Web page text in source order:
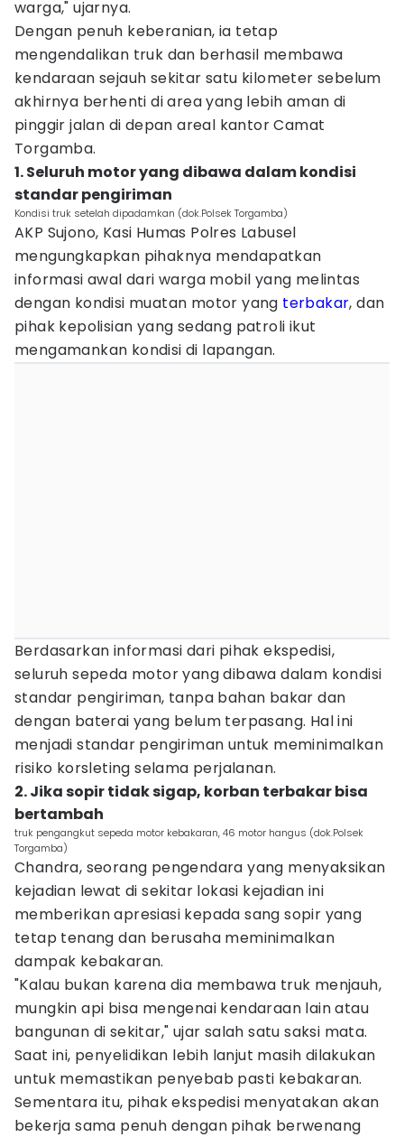
warga," ujarnya.
Dengan penuh keberanian, ia tetap
mengendalikan truk dan berhasil membawa
kendaraan sejauh sekitar satu kilometer sebelum
akhirnya berhenti di area yang lebih aman di
pinggir jalan di depan areal kantor Camat
Torgamba.
1. Seluruh motor yang dibawa dalam kondisi
standar pengiriman
Kondisi truk setelah dipadamkan (dok.Polsek Torgamba)
AKP Sujono, Kasi Humas Polres Labusel
mengungkapkan pihaknya mendapatkan
informasi awal dari warga mobil yang melintas
dengan kondisi muatan motor yang terbakar, dan
pihak kepolisian yang sedang patroli ikut
mengamankan kondisi di lapangan.
Berdasarkan informasi dari pihak ekspedisi,
seluruh sepeda motor yang dibawa dalam kondisi
standar pengiriman, tanpa bahan bakar dan
dengan baterai yang belum terpasang. Hal ini
menjadi standar pengiriman untuk meminimalkan
risiko korsleting selama perjalanan.
2. Jika sopir tidak sigap, korban terbakar bisa
bertambah
truk pengangkut sepeda motor kebakaran, 46 motor hangus (dok.Polsek
Torgamba)
Chandra, seorang pengendara yang menyaksikan
kejadian lewat di sekitar lokasi kejadian ini
memberikan apresiasi kepada sang sopir yang
tetap tenang dan berusaha meminimalkan
dampak kebakaran.
"Kalau bukan karena dia membawa truk menjauh,
mungkin api bisa mengenai kendaraan lain atau
bangunan di sekitar," ujar salah satu saksi mata.
Saat ini, penyelidikan lebih lanjut masih dilakukan
untuk memastikan penyebab pasti kebakaran.
Sementara itu, pihak ekspedisi menyatakan akan
bekerja sama penuh dengan pihak berwenang